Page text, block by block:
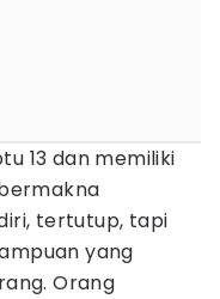
13 dan memiliki
tertutup, tapi
yang
Orang